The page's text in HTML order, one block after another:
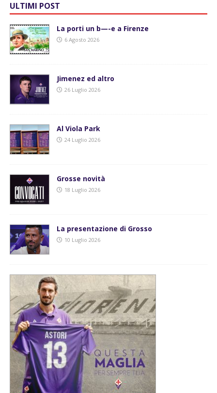
ULTIMI POST
La porti un b—-e a Firenze
6 Agosto 2026
Jimenez ed altro
26 Luglio 2026
Al Viola Park
24 Luglio 2026
Grosse novità
18 Luglio 2026
La presentazione di Grosso
10 Luglio 2026